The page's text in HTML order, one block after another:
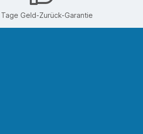
Geld-Zurück-Garantie